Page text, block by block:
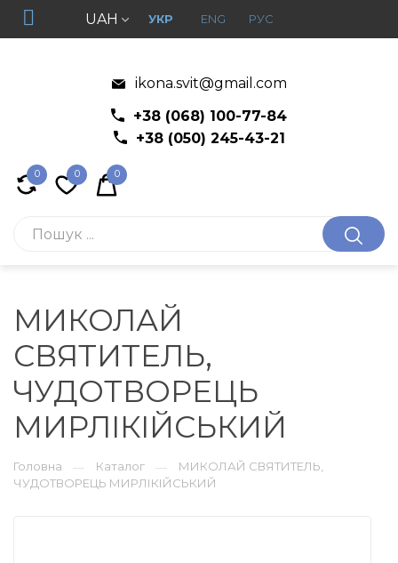
UAH УКР ENG РУС
ikona.svit@gmail.com
+38 (068) 100-77-84
+38 (050) 245-43-21
0 0 0
МИКОЛАЙ
СВЯТИТЕЛЬ,
ЧУДОТВОРЕЦЬ
МИРЛІКІЙСЬКИЙ
Головна — Каталог —
МИКОЛАЙ СВЯТИТЕЛЬ,
ЧУДОТВОРЕЦЬ МИРЛІКІЙСЬКИЙ